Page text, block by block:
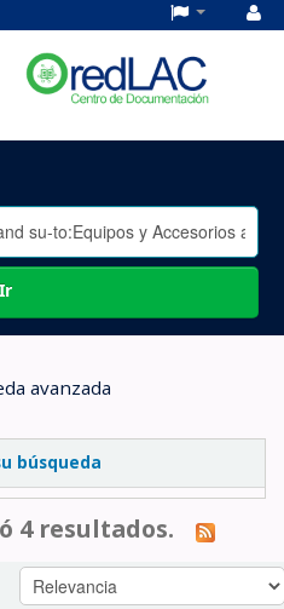
Ir
avanzada
búsqueda
4 resultados.